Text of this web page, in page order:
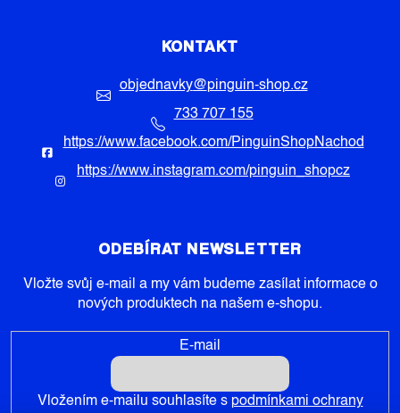
KONTAKT
objednavky@pinguin-shop.cz
733 707 155
https://www.facebook.com/PinguinShopNachod
https://www.instagram.com/pinguin_shopcz
ODEBÍRAT NEWSLETTER
Vložte svůj e-mail a my vám budeme zasílat informace o
nových produktech na našem e-shopu.
E-mail
Vložením e-mailu souhlasíte s podmínkami ochrany